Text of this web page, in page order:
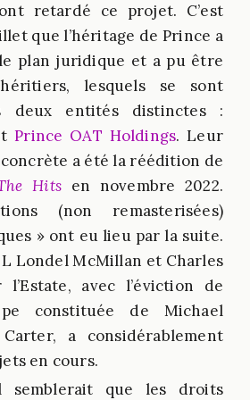
retardé ce projet. C’est
que l’héritage de Prince a
plan juridique et a pu être
lesquels se sont
deux entités distinctes :
Prince OAT Holdings. Leur
a été la réédition de
Hits en novembre 2022.
(non remasterisées)
» ont eu lieu par la suite.
Londel McMillan et Charles
avec l’éviction de
constituée de Michael
a considérablement
en cours.
semblerait que les droits